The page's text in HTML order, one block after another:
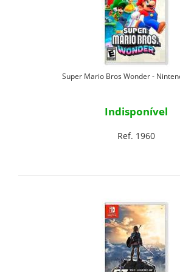
Super Mario Bros Wonder -
Indisponível
Ref. 1960